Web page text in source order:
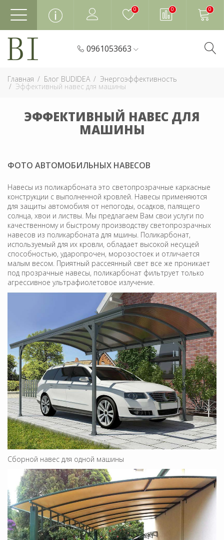
0 0 0
0961053663
Главная Блог BUDIDEA Энергоэффективность
Эффективный навес для машины
ЭФФЕКТИВНЫЙ НАВЕС ДЛЯ
МАШИНЫ
ФОТО АВТОМОБИЛЬНЫХ НАВЕСОВ
Навесы из поликарбоната это светопрозрачные каркасные
конструкции с выполненной кровлей. Навесы применяются
для защиты автомобиля от непогоды, осадков, палящего
солнца, хвои и листвы. Мы предлагаем Вам свои услуги по
качественному и быстрому производству светопрозрачных
навесов из поликарбоната для мшины. Поликарбонат,
используемый для их кровли, обладает высокой несущей
способностью, ударопрочен, морозостоек и отличается
малым весом. Приятный рассеянный свет все же проникает
под прозрачные навесы, поликарбонат фильтрует только
агрессивное ультрафиолетовое излучение.
Сборной навес для одной машины